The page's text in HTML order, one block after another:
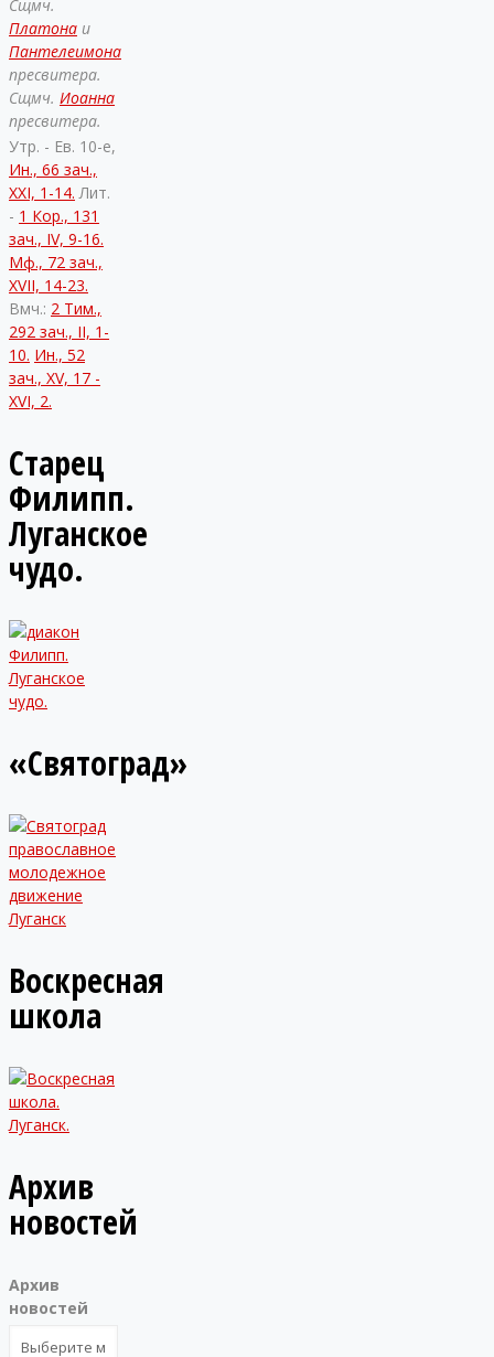
Сщмч.
Платона и
Пантелеимона
пресвитера.
Сщмч. Иоанна
пресвитера.
Утр. - Ев. 10-е,
Ин., 66 зач.,
XXI, 1-14. Лит.
- 1 Кор., 131
зач., IV, 9-16.
Мф., 72 зач.,
XVII, 14-23.
Вмч.: 2 Тим.,
292 зач., II, 1-
10. Ин., 52
зач., XV, 17 -
XVI, 2.
Старец
Филипп.
Луганское
чудо.
«Святоград»
Воскресная
школа
Архив
новостей
Архив
новостей